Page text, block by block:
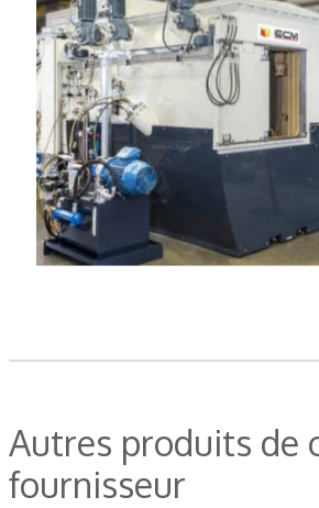
Autres produits de
fournisseur